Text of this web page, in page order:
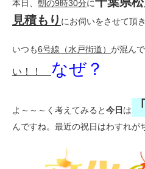
本日、 朝の9時30分に
見積もり にお伺いをさせて頂
いつも6号線（水戸街道） が混ん
い！！ なぜ？
よ～～～く考えてみると今日 は
んですね。最近の祝日はわすれが